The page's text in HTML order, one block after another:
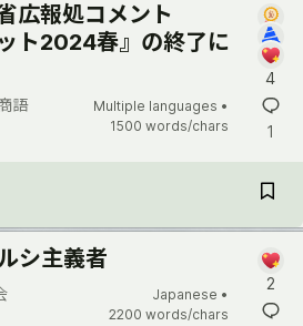
広報処コメント
ト2024春』の終了に
語
Multiple languages •
1500 words/chars
4
1
シ主義者
Japanese •
2200 words/chars
2